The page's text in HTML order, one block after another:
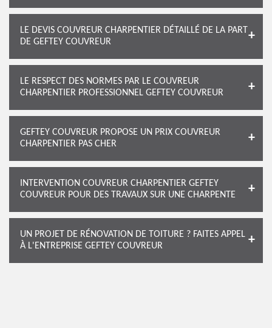
LE DEVIS COUVREUR CHARPENTIER DÉTAILLÉ DE LA PART
DE GEFTEY COUVREUR
LE RESPECT DES NORMES PAR LE COUVREUR
CHARPENTIER PROFESSIONNEL GEFTEY COUVREUR
GEFTEY COUVREUR PROPOSE UN PRIX COUVREUR
CHARPENTIER PAS CHER
INTERVENTION COUVREUR CHARPENTIER GEFTEY
COUVREUR POUR DES TRAVAUX SUR UNE CHARPENTE
UN PROJET DE RÉNOVATION DE TOITURE ? FAITES APPEL
À L'ENTREPRISE GEFTEY COUVREUR